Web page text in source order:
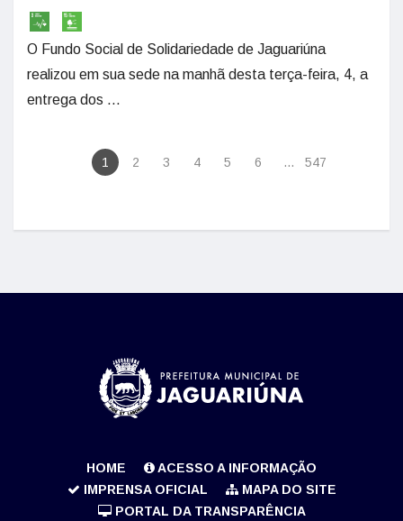
O Fundo Social de Solidariedade de Jaguariúna
realizou em sua sede na manhã desta terça-feira, 4, a
entrega dos ...
1 2 3 4 5 6 ... 547
HOME
ACESSO A INFORMAÇÃO
IMPRENSA OFICIAL
MAPA DO SITE
PORTAL DA TRANSPARÊNCIA